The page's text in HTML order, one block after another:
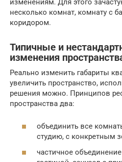
несколько комнат, комнату с
коридором.
Типичные и
изменения
Реально изменить габариты
увеличить пространство,
решения можно. Принципов
пространства два:
объединить все
студию, с конкретным
частичное